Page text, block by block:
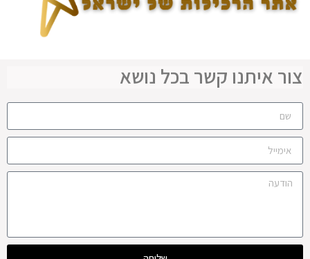
צור איתנו קשר בכל נושא